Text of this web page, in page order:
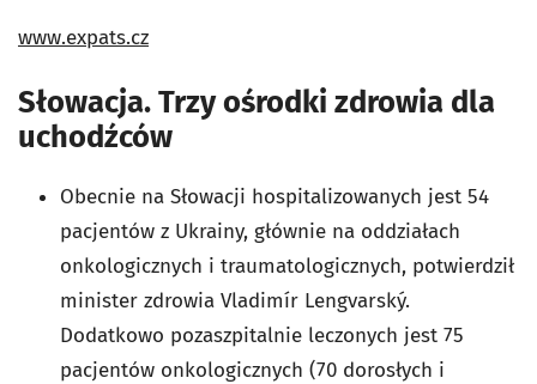
www.expats.cz
Słowacja. Trzy ośrodki zdrowia dla
uchodźców
Obecnie na Słowacji hospitalizowanych jest 54
pacjentów z Ukrainy, głównie na oddziałach
onkologicznych i traumatologicznych, potwierdził
minister zdrowia Vladimír Lengvarský.
Dodatkowo pozaszpitalnie leczonych jest 75
pacjentów onkologicznych (70 dorosłych i